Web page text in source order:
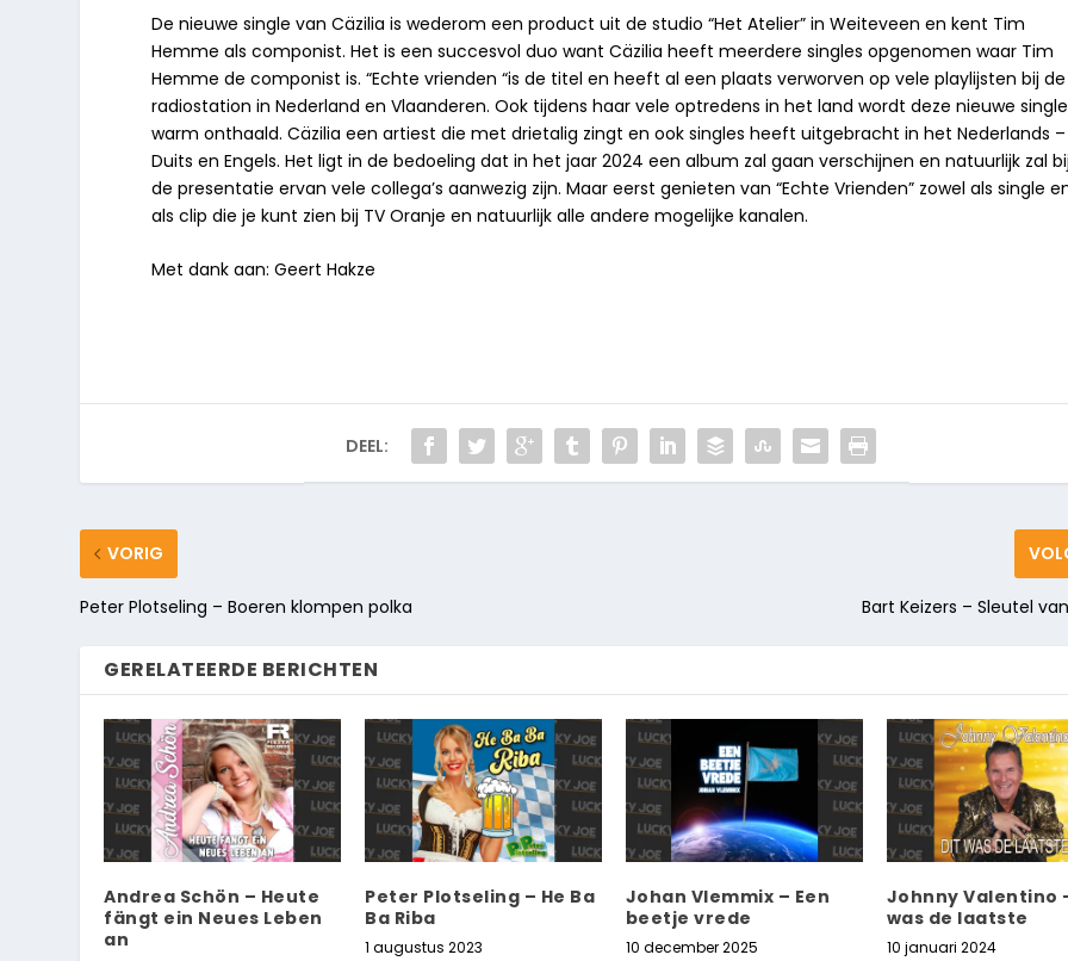
De nieuwe single van Cäzilia is wederom een product uit de studio “Het Atelier” in Weiteveen en kent Tim
Hemme als componist. Het is een succesvol duo want Cäzilia heeft meerdere singles opgenomen waar Tim
Hemme de componist is. “Echte vrienden “is de titel en heeft al een plaats verworven op vele playlijsten bij de
radiostation in Nederland en Vlaanderen. Ook tijdens haar vele optredens in het land wordt deze nieuwe single
warm onthaald. Cäzilia een artiest die met drietalig zingt en ook singles heeft uitgebracht in het Nederlands –
Duits en Engels. Het ligt in de bedoeling dat in het jaar 2024 een album zal gaan verschijnen en natuurlijk zal bij
de presentatie ervan vele collega’s aanwezig zijn. Maar eerst genieten van “Echte Vrienden” zowel als single
als clip die je kunt zien bij TV Oranje en natuurlijk alle andere mogelijke kanalen.
Met dank aan: Geert Hakze
DEEL:
VORIG
Peter Plotseling – Boeren klompen polka Bart Keizers – Sleutel
GERELATEERDE BERICHTEN
Andrea Schön – Heute
fängt ein Neues Leben
an
Peter Plotseling – He Ba
Ba Riba
1 augustus 2023
Johan Vlemmix – Een
beetje vrede
10 december 2025
Johnny Valentino
was de laatste
10 januari 2024